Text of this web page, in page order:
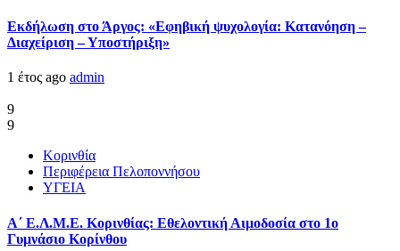
Εκδήλωση στο Άργος: «Εφηβική ψυχολογία: Κατανόηση –
Διαχείριση – Υποστήριξη»
1 έτος ago admin
9
9
Κορινθία
Περιφέρεια Πελοποννήσου
ΥΓΕΙΑ
Α΄ Ε.Λ.Μ.Ε. Κορινθίας: Εθελοντική Αιμοδοσία στο 1ο
Γυμνάσιο Κορίνθου